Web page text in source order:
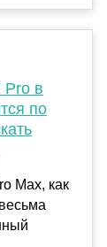
Pro в
по
Max, как